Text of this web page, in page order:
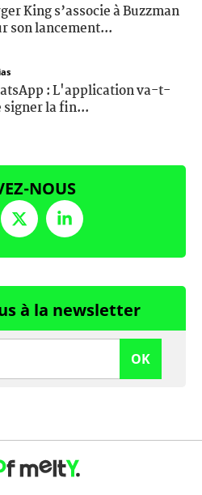
King s’associe à Buzzman
son lancement...
: L'application va-t-
signer la fin...
NOUS
à la newsletter
OK